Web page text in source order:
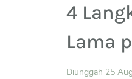
4
Lama
Diunggah 25